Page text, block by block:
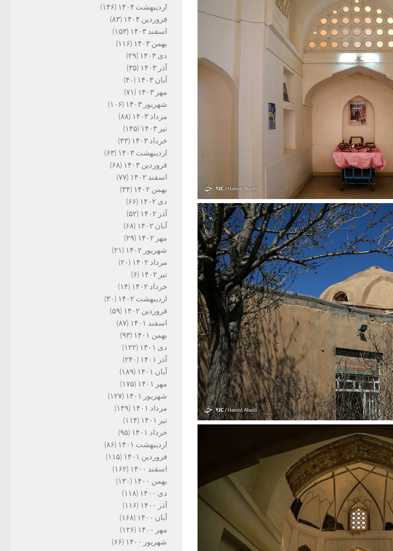
اردیبهشت ۱۴۰۴
(۱۴۶)
فروردین ۱۴۰۴
(۸۳)
اسفند ۱۴۰۳
(۱۵۳)
بهمن ۱۴۰۳
(۱۱۶)
دی ۱۴۰۳
(۲۹)
آذر ۱۴۰۳
(۳۵)
آبان ۱۴۰۳
(۴۰)
مهر ۱۴۰۳
(۷۱)
شهریور ۱۴۰۳
(۱۰۶)
مرداد ۱۴۰۳
(۸۸)
تیر ۱۴۰۳
(۱۴۵)
خرداد ۱۴۰۳
(۴۳)
اردیبهشت ۱۴۰۳
(۶۳)
فروردین ۱۴۰۳
(۶۸)
اسفند ۱۴۰۲
(۷۷)
بهمن ۱۴۰۲
(۳۴)
دی ۱۴۰۲
(۶۶)
آذر ۱۴۰۲
(۵۲)
آبان ۱۴۰۲
(۶۸)
مهر ۱۴۰۲
(۲۹)
شهریور ۱۴۰۲
(۲۱)
مرداد ۱۴۰۲
(۲۰)
تیر ۱۴۰۲
(۶)
خرداد ۱۴۰۲
(۱۴)
اردیبهشت ۱۴۰۲
(۳۰)
فروردین ۱۴۰۲
(۵۹)
اسفند ۱۴۰۱
(۸۷)
بهمن ۱۴۰۱
(۹۳)
دی ۱۴۰۱
(۱۲۲)
آذر ۱۴۰۱
(۲۴۰)
آبان ۱۴۰۱
(۱۸۹)
مهر ۱۴۰۱
(۱۷۵)
شهریور ۱۴۰۱
(۱۲۷)
مرداد ۱۴۰۱
(۱۴۹)
تیر ۱۴۰۱
(۱۱۴)
خرداد ۱۴۰۱
(۹۵)
اردیبهشت ۱۴۰۱
(۸۶)
فروردین ۱۴۰۱
(۱۱۵)
اسفند ۱۴۰۰
(۱۶۲)
بهمن ۱۴۰۰
(۱۳۰)
دی ۱۴۰۰
(۱۱۸)
آذر ۱۴۰۰
(۱۱۶)
آبان ۱۴۰۰
(۱۶۸)
مهر ۱۴۰۰
(۱۲۶)
شهریور ۱۴۰۰
(۶۶)